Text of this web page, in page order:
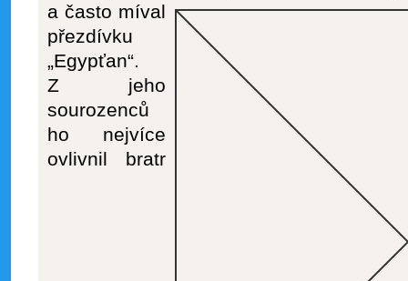
a často míval
přezdívku
„Egypťan“.
Z jeho
sourozenců
ho nejvíce
ovlivnil bratr